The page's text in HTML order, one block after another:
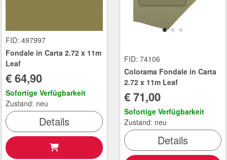
FID: 497997
Fondale in Carta 2.72 x 11m
Leaf
€ 64,90
Sofortige Verfügbarkeit
Zustand: neu
Details
FID: 74106
Colorama Fondale in Carta
2.72 x 11m Leaf
€ 71,00
Sofortige Verfügbarkeit
Zustand: neu
Details